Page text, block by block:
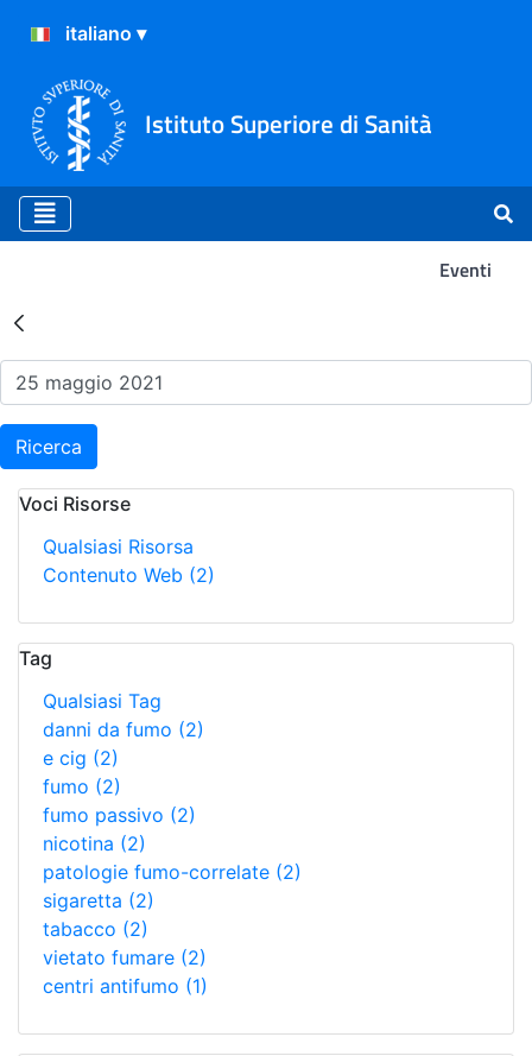
Istituto Superiore di Sanità
Eventi
Risultati della Ricerca -
Ricerca
Voci Risorse
Qualsiasi Risorsa
Contenuto Web (2)
Tag
Qualsiasi Tag
danni da fumo (2)
e cig (2)
fumo (2)
fumo passivo (2)
nicotina (2)
patologie fumo-correlate (2)
sigaretta (2)
tabacco (2)
vietato fumare (2)
centri antifumo (1)